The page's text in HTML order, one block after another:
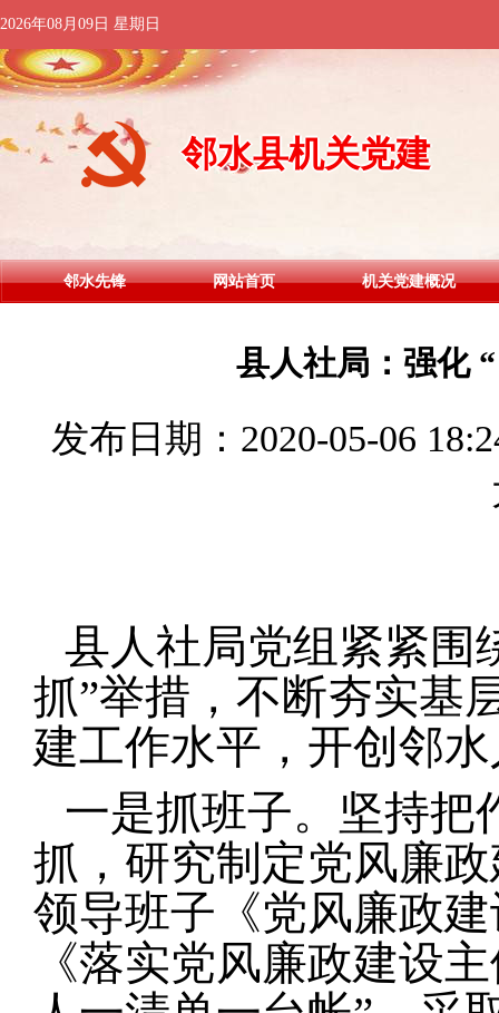
2026年08月09日 星期日
邻水县机关党建
邻水先锋 网站首页 机关党建概况
县人社局：强化
发布日期：2020-05-06
县人社局党组紧紧围
抓”举措，不断夯实基
建工作水平，开创邻
一是抓班子。 坚持把
抓，研究制定党风廉
领导班子《党风廉政
《落实党风廉政建设